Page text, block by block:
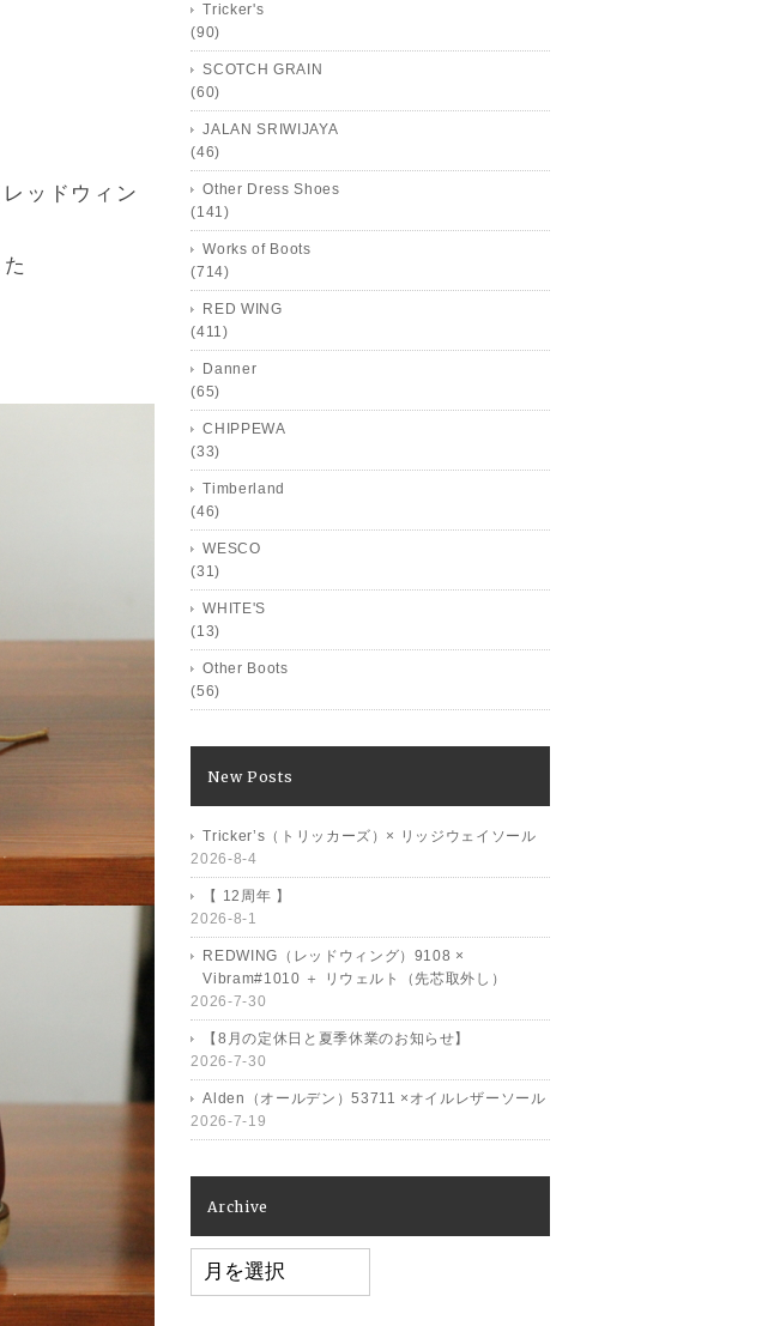
ッドウィン
Tricker's
(90)
SCOTCH GRAIN
(60)
JALAN SRIWIJAYA
(46)
Other Dress Shoes
(141)
Works of Boots
(714)
RED WING
(411)
Danner
(65)
CHIPPEWA
(33)
Timberland
(46)
WESCO
(31)
WHITE'S
(13)
Other Boots
(56)
New Posts
Tricker’s（トリッカーズ）× リッジウェイソール
2026-8-4
【 12周年 】
2026-8-1
REDWING（レッドウィング）9108 ×
Vibram#1010 ＋ リウェルト（先芯取外し）
2026-7-30
【8月の定休日と夏季休業のお知らせ】
2026-7-30
Alden（オールデン）53711 ×オイルレザーソール
2026-7-19
Archive
Archive